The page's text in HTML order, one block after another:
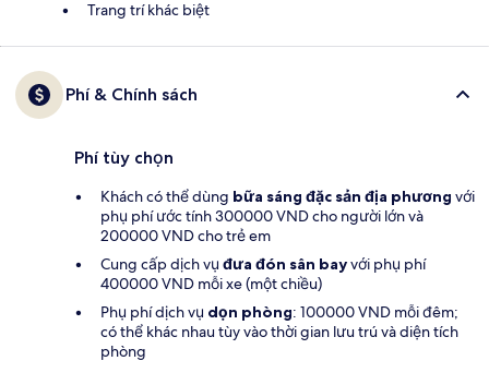
Trang trí khác biệt
Phí & Chính sách
Phí tùy chọn
Khách có thể dùng bữa sáng đặc sản địa phương với
phụ phí ước tính 300000 VND cho người lớn và
200000 VND cho trẻ em
Cung cấp dịch vụ đưa đón sân bayvới phụ phí
400000 VND mỗi xe (một chiều)
Phụ phí dịch vụ dọn phòng: 100000 VND mỗi đêm;
có thể khác nhau tùy vào thời gian lưu trú và diện tích
phòng